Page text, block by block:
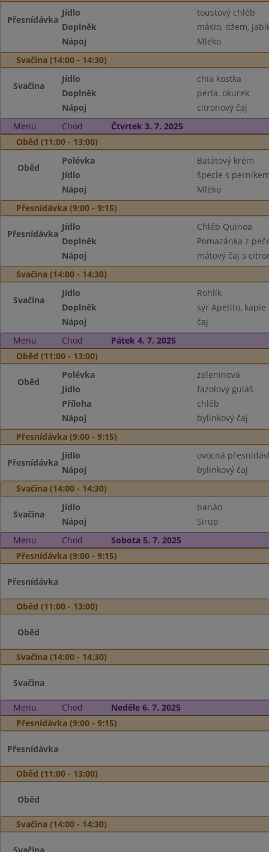
Přesnídávka
Jídlo
toustový chléb
Doplněk
máslo, džem,
Nápoj
Mléko
Svačina (14:00 - 14:30)
Svačina
Jídlo
chia kostka
Doplněk
perla, okurek
Nápoj
citronový čaj
Menu
Chod
Čtvrtek 3. 7. 2025
Oběd (11:00 - 13:00)
Oběd
Polévka
Batátový krém
Jídlo
špecle s
Nápoj
Mléko
Přesnídávka (9:00 - 9:15)
Přesnídávka
Jídlo
Chléb Quinoa
Doplněk
Pomazánka z
Nápoj
mátový čaj s
Svačina (14:00 - 14:30)
Svačina
Jídlo
Rohlík
Doplněk
sýr Apetito, kapie
Nápoj
čaj
Menu
Chod
Pátek 4. 7. 2025
Oběd (11:00 - 13:00)
Oběd
Polévka
zeleninová
Jídlo
fazolový guláš
Příloha
chléb
Nápoj
bylinkový čaj
Přesnídávka (9:00 - 9:15)
Přesnídávka
Jídlo
ovocná
Nápoj
bylinkový čaj
Svačina (14:00 - 14:30)
Svačina
Jídlo
banán
Nápoj
Sirup
Menu
Chod
Sobota 5. 7. 2025
Přesnídávka (9:00 - 9:15)
Přesnídávka
Oběd (11:00 - 13:00)
Oběd
Svačina (14:00 - 14:30)
Svačina
Menu Chod
Neděle 6. 7. 2025
Přesnídávka (9:00 - 9:15)
Přesnídávka
Oběd (11:00 - 13:00)
Oběd
Svačina (14:00 - 14:30)